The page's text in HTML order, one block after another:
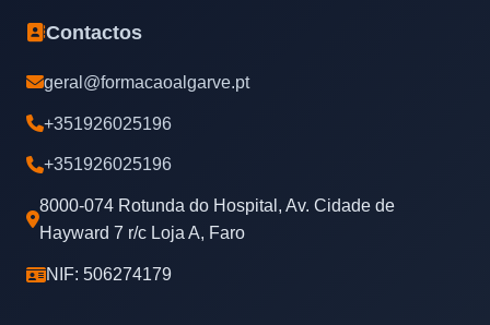
Contactos
geral@formacaoalgarve.pt
+351926025196
+351926025196
8000-074 Rotunda do Hospital, Av. Cidade de
Hayward 7 r/c Loja A, Faro
NIF: 506274179